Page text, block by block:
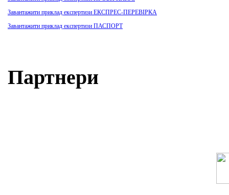
Завантажити приклад експертизи ЕКСПРЕС-ПЕРЕВІРКА
Завантажити приклад експертизи ПАСПОРТ
Партнери